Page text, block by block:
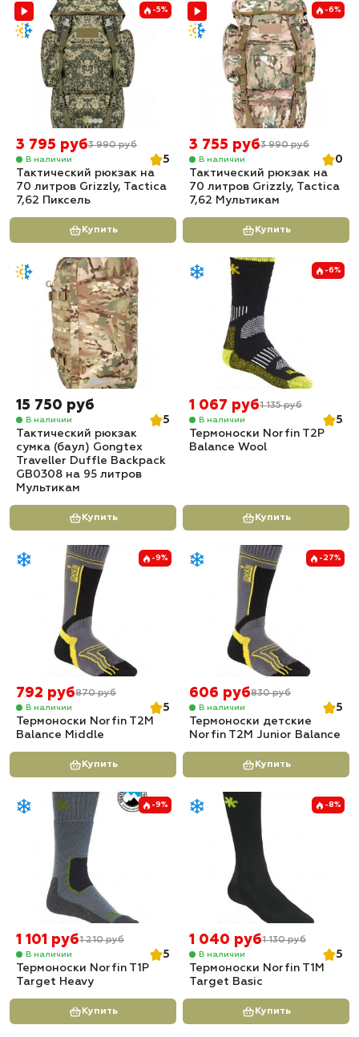
-5%
3 795 руб3 990 руб
В наличии
5
Тактический рюкзак на
70 литров Grizzly, Tactica
7,62 Пиксель
Купить
-6%
3 755 руб3 990 руб
В наличии
0
Тактический рюкзак на
70 литров Grizzly, Tactica
7,62 Мультикам
Купить
15 750 руб
В наличии
5
Тактический рюкзак
сумка (баул) Gongtex
Traveller Duffle Backpack
GB0308 на 95 литров
Мультикам
Купить
-6%
1 067 руб1 135 руб
В наличии
5
Термоноски Norfin T2P
Balance Wool
Купить
-9%
792 руб870 руб
В наличии
5
Термоноски Norfin T2M
Balance Middle
Купить
-27%
606 руб830 руб
В наличии
5
Термоноски детские
Norfin T2M Junior Balance
Купить
-9%
1 101 руб1 210 руб
В наличии
5
Термоноски Norfin T1P
Target Heavy
Купить
-8%
1 040 руб1 130 руб
В наличии
5
Термоноски Norfin T1M
Target Basic
Купить